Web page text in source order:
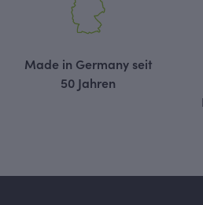
Made in Germany seit
50 Jahren